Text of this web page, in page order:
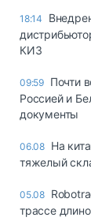
18:14
КИЗ
09:59 Почти
Россией и
документы
06.08 На
тяжелый
05.08
трассе